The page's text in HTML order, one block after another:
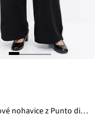
Džersejové nohavice z Punto di Roma